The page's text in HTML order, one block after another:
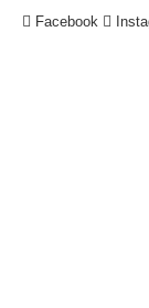
Facebook